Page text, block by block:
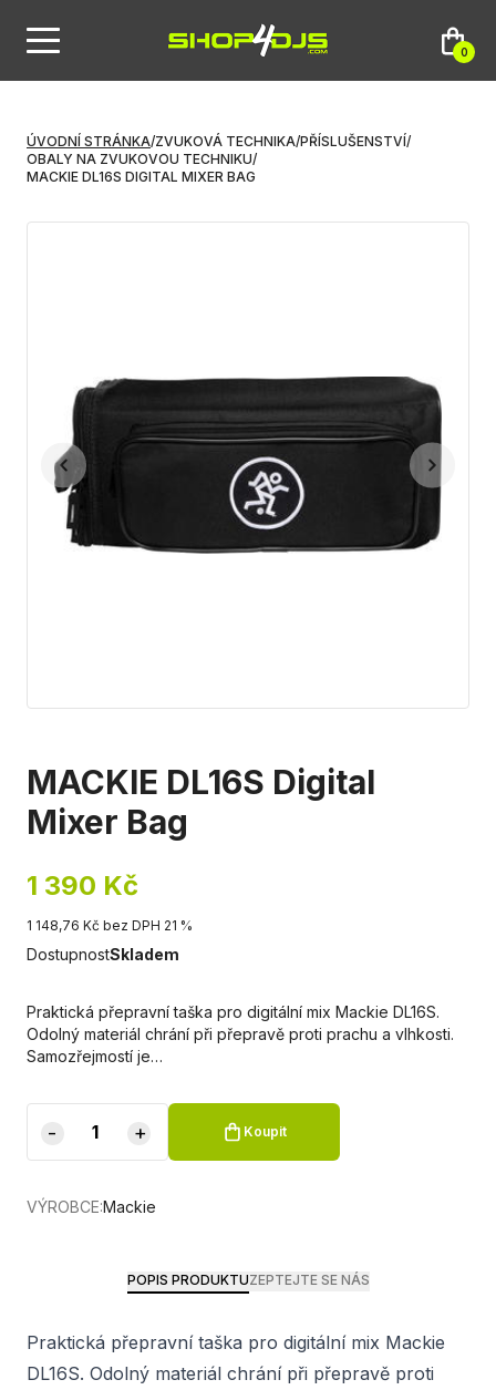
0
ÚVODNÍ STRÁNKA/ZVUKOVÁ TECHNIKA/PŘÍSLUŠENSTVÍ/
OBALY NA ZVUKOVOU TECHNIKU/
MACKIE DL16S DIGITAL MIXER BAG
MACKIE DL16S Digital
Mixer Bag
1 390 Kč
1 148,76 Kč bez DPH 21 %
DostupnostSkladem
Praktická přepravní taška pro digitální mix Mackie DL16S.
Odolný materiál chrání při přepravě proti prachu a vlhkosti.
Samozřejmostí je…
- + Koupit
VÝROBCE:Mackie
POPIS PRODUKTUZEPTEJTE SE NÁS
Praktická přepravní taška pro digitální mix Mackie
DL16S. Odolný materiál chrání při přepravě proti